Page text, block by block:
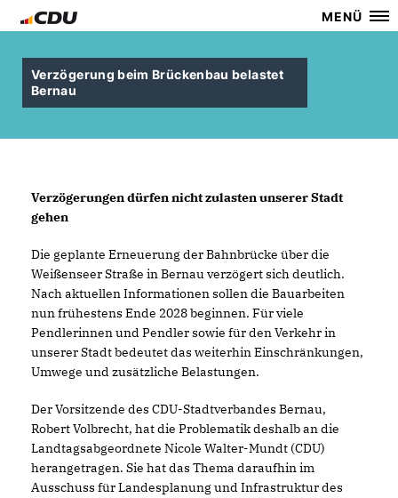
MENÜ
Verzögerung beim Brückenbau belastet
Bernau
Verzögerungen dürfen nicht zulasten unserer Stadt
gehen
Die geplante Erneuerung der Bahnbrücke über die
Weißenseer Straße in Bernau verzögert sich deutlich.
Nach aktuellen Informationen sollen die Bauarbeiten
nun frühestens Ende 2028 beginnen. Für viele
Pendlerinnen und Pendler sowie für den Verkehr in
unserer Stadt bedeutet das weiterhin Einschränkungen,
Umwege und zusätzliche Belastungen.
Der Vorsitzende des CDU-Stadtverbandes Bernau,
Robert Volbrecht, hat die Problematik deshalb an die
Landtagsabgeordnete Nicole Walter-Mundt (CDU)
herangetragen. Sie hat das Thema daraufhin im
Ausschuss für Landesplanung und Infrastruktur des